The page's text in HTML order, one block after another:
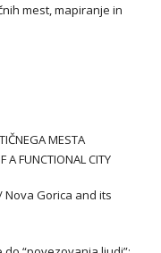
mest, mapiranje in
MESTA
A FUNCTIONAL CITY
Gorica and its